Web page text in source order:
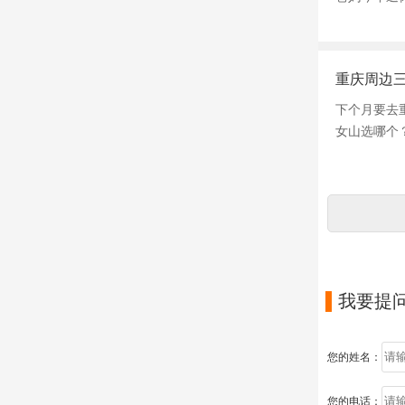
重庆周边
下个月要去
女山选哪个
我要提
您的姓名：
您的电话：